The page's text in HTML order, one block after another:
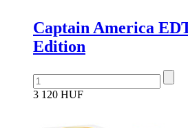
Captain America
Edition
3 120 HUF